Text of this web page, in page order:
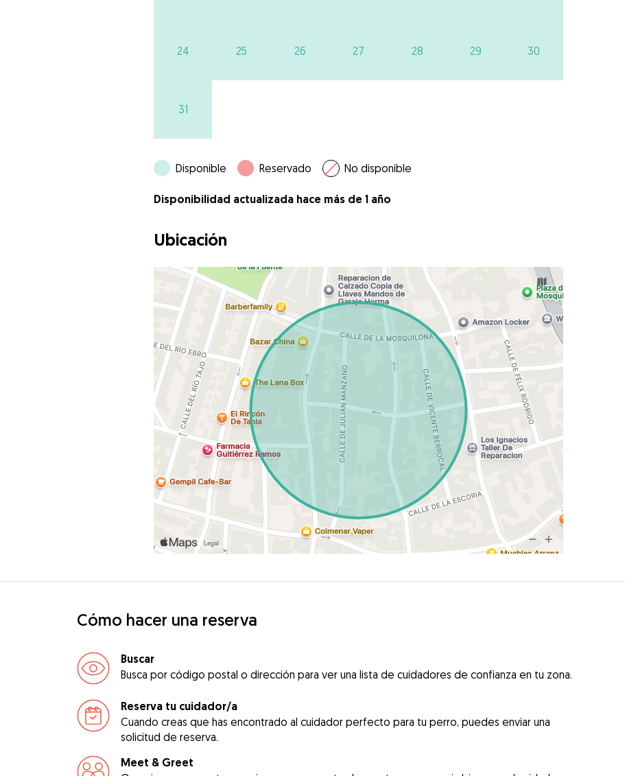
24 25 26 27 28 29 30
31
Disponible Reservado No disponible
Disponibilidad actualizada hace más de 1 año
Ubicación
Cómo hacer una reserva
Buscar
Busca por código postal o dirección para ver una lista de cuidadores de confianza en tu zona.
Reserva tu cuidador/a
Cuando creas que has encontrado al cuidador perfecto para tu perro, puedes enviar una
solicitud de reserva.
Meet & Greet